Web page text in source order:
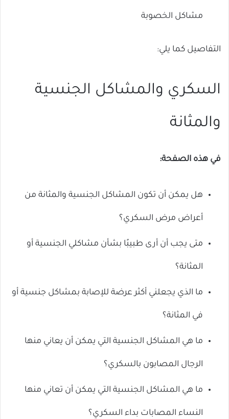
مشاكل الخصوبة
التفاصيل كما يلي:
السكري والمشاكل الجنسية
والمثانة
في هذه الصفحة:
هل يمكن أن تكون المشاكل الجنسية والمثانة من
أعراض مرض السكري؟
متى يجب أن أرى طبيبًا بشأن مشاكلي الجنسية أو
المثانة؟
ما الذي يجعلني أكثر عرضة للإصابة بمشاكل جنسية أو
في المثانة؟
ما هي المشاكل الجنسية التي يمكن أن يعاني منها
الرجال المصابون بالسكري؟
ما هي المشاكل الجنسية التي يمكن أن تعاني منها
النساء المصابات بداء السكري؟